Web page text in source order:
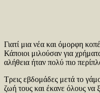
Γιατί μια νέα και όμορφη
Κάποιοι μιλούσαν για
αλήθεια ήταν πολύ πιο
Τρεις εβδομάδες μετά το
ζωή τους και έκανε όλους να